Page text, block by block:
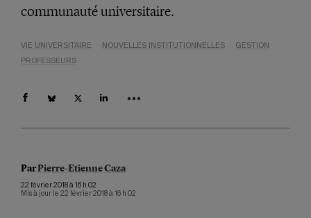
communauté universitaire.
VIE UNIVERSITAIRE NOUVELLES INSTITUTIONNELLES
GESTION
PROFESSEURS
ParPierre-Etienne Caza
22 février 2018 à 16 h 02
Mis à jour le 22 février 2018 à 16 h 02